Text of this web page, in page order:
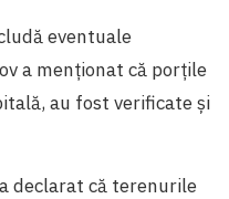
eventuale
a menționat că porțile
au fost verificate și
declarat că terenurile